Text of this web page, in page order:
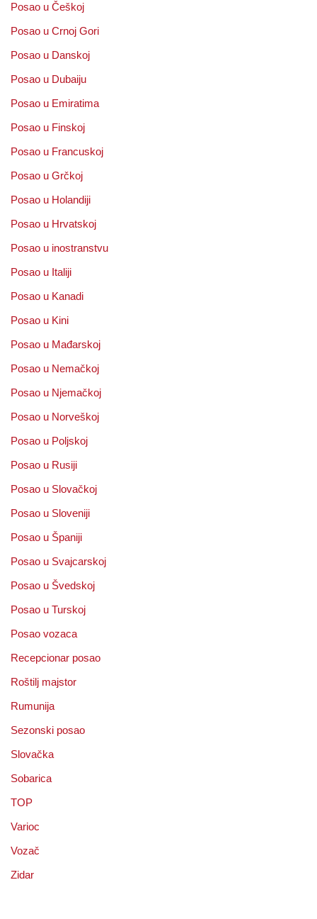
Posao u Češkoj
Posao u Crnoj Gori
Posao u Danskoj
Posao u Dubaiju
Posao u Emiratima
Posao u Finskoj
Posao u Francuskoj
Posao u Grčkoj
Posao u Holandiji
Posao u Hrvatskoj
Posao u inostranstvu
Posao u Italiji
Posao u Kanadi
Posao u Kini
Posao u Mađarskoj
Posao u Nemačkoj
Posao u Njemačkoj
Posao u Norveškoj
Posao u Poljskoj
Posao u Rusiji
Posao u Slovačkoj
Posao u Sloveniji
Posao u Španiji
Posao u Svajcarskoj
Posao u Švedskoj
Posao u Turskoj
Posao vozaca
Recepcionar posao
Roštilj majstor
Rumunija
Sezonski posao
Slovačka
Sobarica
TOP
Varioc
Vozač
Zidar